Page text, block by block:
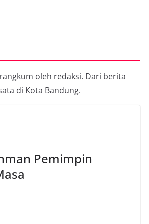
oleh redaksi. Dari berita
di Kota Bandung.
Pemimpin